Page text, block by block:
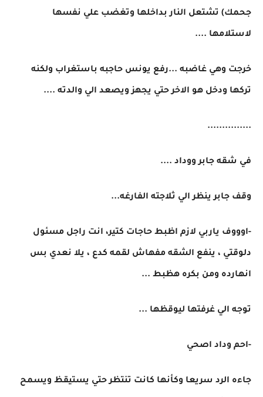
جحمك) تشتعل النار بداخلها وتغضب علي نفسها
لاستلامها ....
خرجت وهي غاضبه ...رفع يونس حاجبه باستغراب ولكنه
تركها ودخل هو الاخر حتي يجهز ويصعد الي والدته ....
...............
في شقه جابر ووداد ....
وقف جابر ينظر الي ثلاجته الفارغه...
-اوووف ياربي لازم اظبط حاجات كتير، انت راجل مسئول
دلوقتي ، ينفع الشقه مفهاش لقمه كدع ، يلا نعدي بس
انهارده ومن بكره هظبط ...
توجه الي غرفتها ليوقظها ...
-احم وداد اصحي
جاءه الرد سريعا وكأنها كانت تنتظر حتي يستيقظ ويسمح